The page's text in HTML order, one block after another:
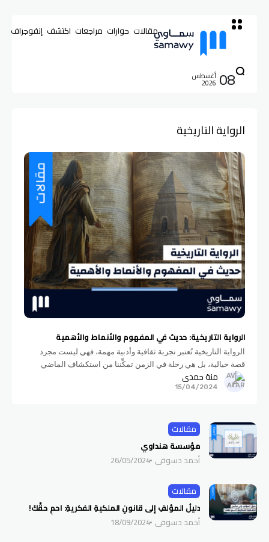
مقالات حوارات مراجعات اكتشف إنفوجراف
08 أغسطس
2026
الرواية التاريخية
الرواية التاريخية: حديث في المفهوم والأنماط والأهمية
الرواية التاريخية تُعتبر تجربة ثقافية وأدبية مهمة، فهي ليست مجرد
قصة خيالية، بل هي رحلة في الزمن تمكِّننا من استكشاف الماضي
وفهم تراثنا الثقافي والتاريخي بطريقة مشوقة وممتعة، تعال نتناولها
منة حمدي
15/04/2024
مقالات
مؤسسة هنداوي
أحمد دسوقي 26/05/2024
مقالات
دليلُ المؤلفِ إلى قانونِ الملكيةِ الفكريةِ: احمِ حقَّكَ!
أحمد دسوقي 18/09/2024